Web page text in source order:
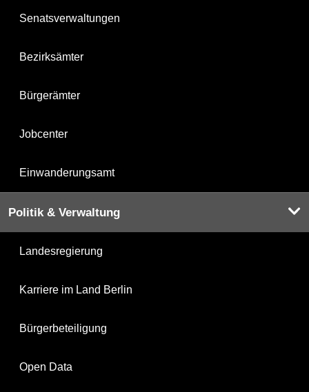
Senatsverwaltungen
Bezirksämter
Bürgerämter
Jobcenter
Einwanderungsamt
Politik & Verwaltung
Landesregierung
Karriere im Land Berlin
Bürgerbeteiligung
Open Data